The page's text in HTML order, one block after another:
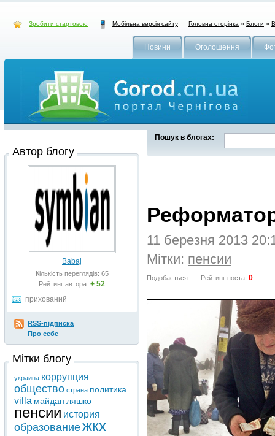
Зробити стартовою Мобільна версія сайту Головна сторінка » Блоги »
Новини Оголошення
Пошук в блогах:
11 березня 2013
Мітки: пенсии
Подобається Рейтинг поста: 0
Автор блогу
Babaj
Кількість переглядів: 65
Рейтинг автора: + 52
прихований
RSS-підписка
Про себе
Мітки блогу
украина коррупция
общество страна политика
villa майдан ляшко
пенсии история
образованиежкх